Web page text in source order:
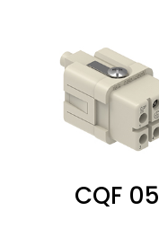
CQF 05